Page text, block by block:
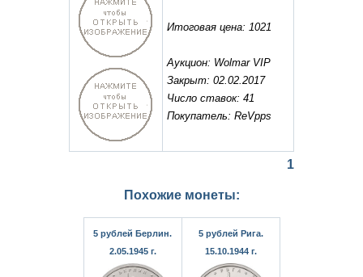
Итоговая цена: 1021
Аукцион: Wolmar VIP
Закрыт: 02.02.2017
Число ставок: 41
Покупатель: ReVpps
1
Похожие монеты:
5 рублей Берлин.
2.05.1945 г.
5 рублей Рига.
15.10.1944 г.